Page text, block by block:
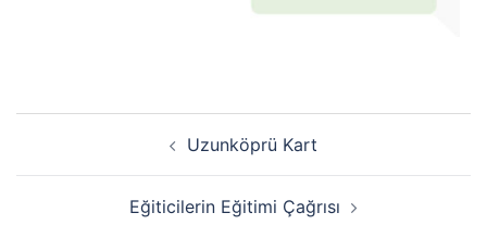
Uzunköprü Kart
Eğiticilerin Eğitimi Çağrısı